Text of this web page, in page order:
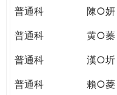
普通科
陳○妍
普通科
黄○蓁
普通科
漢○圻
普通科
賴○菱